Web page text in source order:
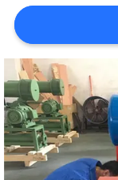
SITEMAP
PRIVACY
POLICY